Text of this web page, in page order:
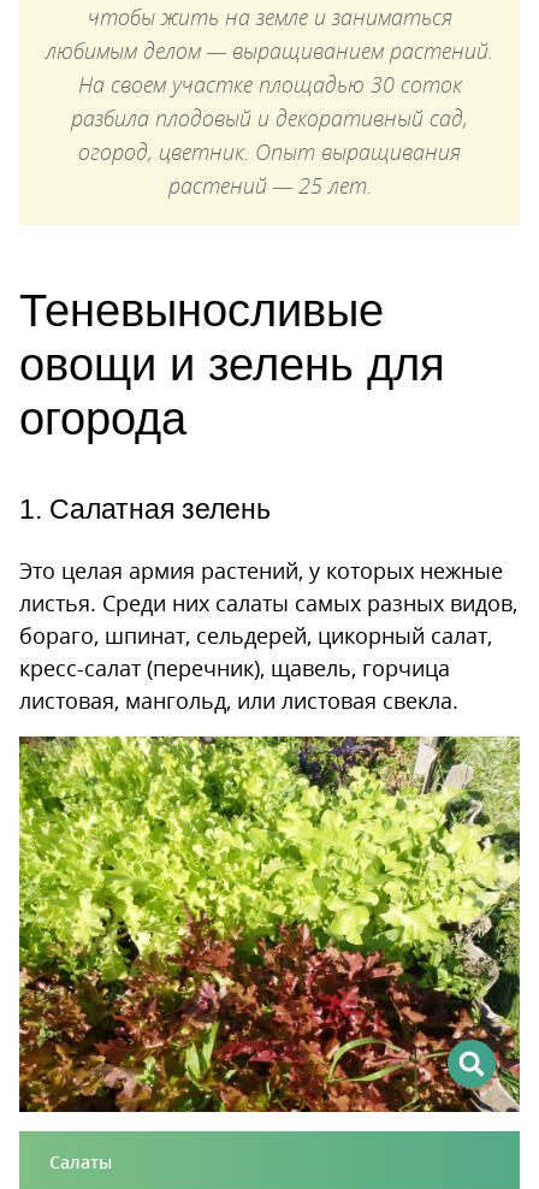
чтобы жить на земле и заниматься
любимым делом — выращиванием растений.
На своем участке площадью 30 соток
разбила плодовый и декоративный сад,
огород, цветник. Опыт выращивания
растений — 25 лет.
Теневыносливые
овощи и зелень для
огорода
1. Салатная зелень
Это целая армия растений, у которых нежные
листья. Среди них салаты самых разных видов,
бораго, шпинат, сельдерей, цикорный салат,
кресс-салат (перечник), щавель, горчица
листовая, мангольд, или листовая свекла.
Салаты